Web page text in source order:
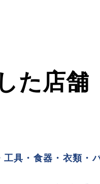
た店舗
工具・食器・衣類・